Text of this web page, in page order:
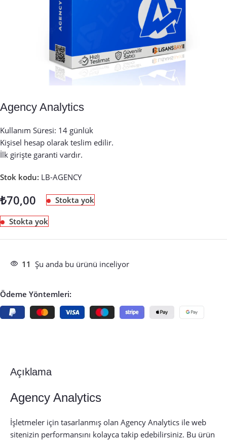
Agency Analytics
Kullanım Süresi: 14 günlük
Kişisel hesap olarak teslim edilir.
İlk girişte garanti vardır.
Stok kodu: LB-AGENCY
₺70,00 Stokta yok
Stokta yok
11 Şu anda bu ürünü inceliyor
Ödeme Yöntemleri:
Açıklama
Agency Analytics
İşletmeler için tasarlanmış olan Agency Analytics ile web
sitenizin performansını kolayca takip edebilirsiniz. Bu ürün